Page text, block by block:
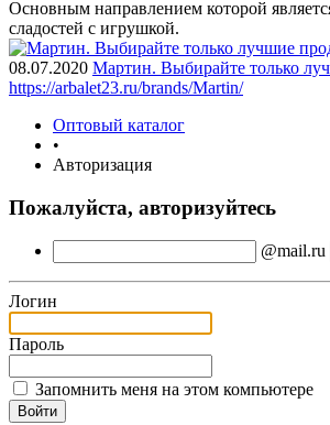
Основным направлением которой
сладостей с игрушкой.
08.07.2020 Мартин. Выбирайте только
https://arbalet23.ru/brands/Martin/
Оптовый каталог
•
Авторизация
Пожалуйста, авторизуйтесь
@mail.ru
Логин
Пароль
Запомнить меня на этом компьютере